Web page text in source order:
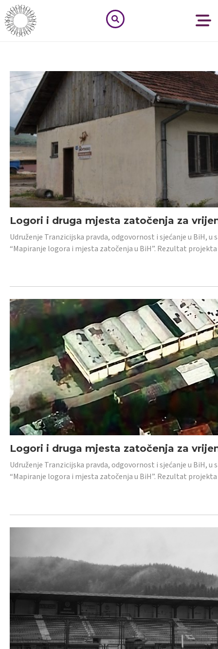
Logori i druga mjesta zatočenja za
Udruženje Tranzicijska pravda, odgovornost i sjećanje u BiH,
“Mapiranje logora i mjesta zatočenja u BiH”. Rezultat
Logori i druga mjesta zatočenja za
Udruženje Tranzicijska pravda, odgovornost i sjećanje u BiH,
“Mapiranje logora i mjesta zatočenja u BiH”. Rezultat